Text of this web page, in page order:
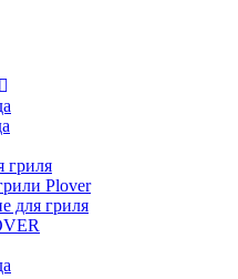
гриля
Plover
для гриля